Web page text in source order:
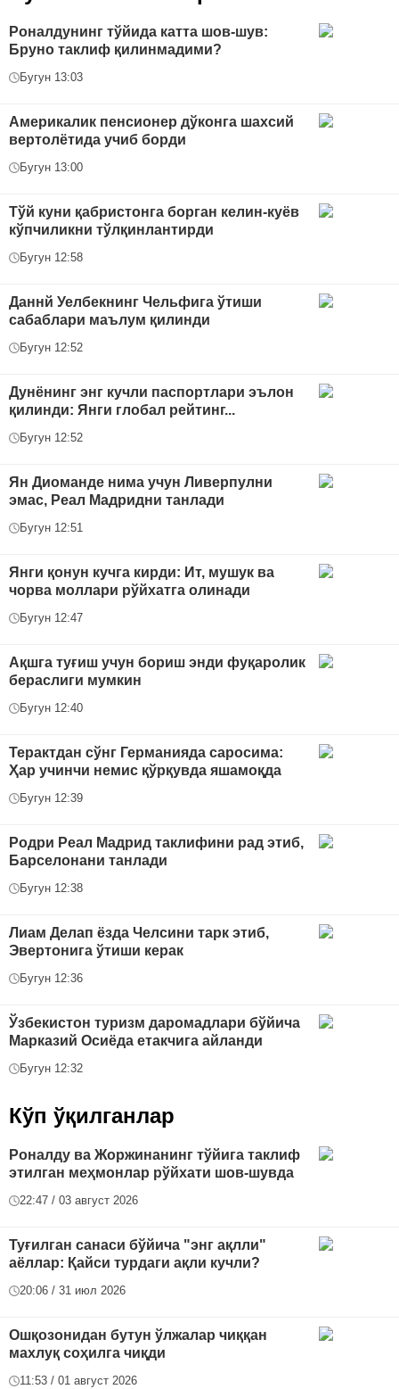
Роналдунинг тўйида катта шов-шув:
Бруно таклиф қилинмадими?
Бугун 13:03
Америкалик пенсионер дўконга шахсий
вертолётида учиб борди
Бугун 13:00
Тўй куни қабристонга борган келин-куёв
кўпчиликни тўлқинлантирди
Бугун 12:58
Даннй Уелбекнинг Чельфига ўтиши
сабаблари маълум қилинди
Бугун 12:52
Дунёнинг энг кучли паспортлари эълон
қилинди: Янги глобал рейтинг...
Бугун 12:52
Ян Диоманде нима учун Ливерпулни
эмас, Реал Мадридни танлади
Бугун 12:51
Янги қонун кучга кирди: Ит, мушук ва
чорва моллари рўйхатга олинади
Бугун 12:47
Ақшга туғиш учун бориш энди фуқаролик
бераслиги мумкин
Бугун 12:40
Терактдан сўнг Германияда саросима:
Ҳар учинчи немис қўрқувда яшамоқда
Бугун 12:39
Родри Реал Мадрид таклифини рад этиб,
Барселонани танлади
Бугун 12:38
Лиам Делап ёзда Челсини тарк этиб,
Эвертонига ўтиши керак
Бугун 12:36
Ўзбекистон туризм даромадлари бўйича
Марказий Осиёда етакчига айланди
Бугун 12:32
Кўп ўқилганлар
Роналду ва Жоржинанинг тўйига таклиф
этилган меҳмонлар рўйхати шов-шувда
22:47 / 03 август 2026
Туғилган санаси бўйича "энг ақлли"
аёллар: Қайси турдаги ақли кучли?
20:06 / 31 июл 2026
Ошқозонидан бутун ўлжалар чиққан
махлуқ соҳилга чиқди
11:53 / 01 август 2026